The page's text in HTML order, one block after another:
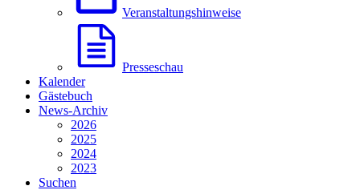
Veranstaltungshinweise
Presseschau
Kalender
Gästebuch
News-Archiv
2026
2025
2024
2023
Suchen